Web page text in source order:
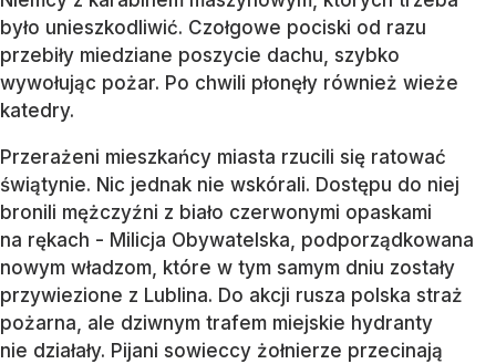
było unieszkodliwić. Czołgowe pociski od razu
przebiły miedziane poszycie dachu, szybko
wywołując pożar. Po chwili płonęły również wieże
katedry.
Przerażeni mieszkańcy miasta rzucili się ratować
świątynie. Nic jednak nie wskórali. Dostępu do niej
bronili mężczyźni z biało czerwonymi opaskami
na rękach - Milicja Obywatelska, podporządkowana
nowym władzom, które w tym samym dniu zostały
przywiezione z Lublina. Do akcji rusza polska straż
pożarna, ale dziwnym trafem miejskie hydranty
nie działały. Pijani sowieccy żołnierze przecinają